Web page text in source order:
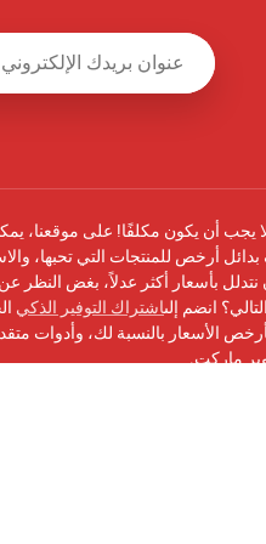
أن يكون مكلفًا! على موقعنا،
أرخص للمنتجات التي تحبها،
نتدلل بأسعار أكثر عدلاً، بغض النظر
انضم إلىاشتراك التوفير الذكي
الأسعار بالنسبة لك، وأدوات
ماركت.